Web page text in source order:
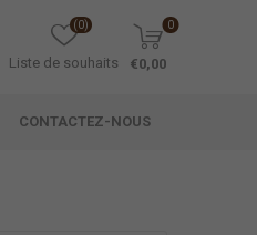
Liste de souhaits
(0) 0
€0,00
CONTACTEZ-NOUS